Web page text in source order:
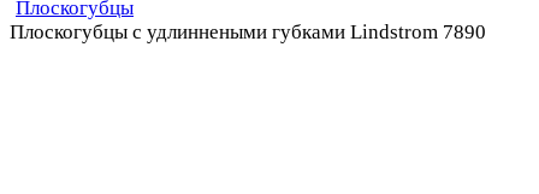
Плоскогубцы
Плоскогубцы с удлиннеными губками Lindstrom 7890